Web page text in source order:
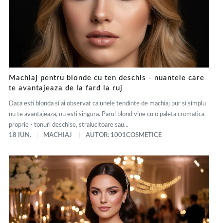
Machiaj pentru blonde cu ten deschis - nuantele care
te avantajeaza de la fard la ruj
Daca esti blonda si ai observat ca unele tendinte de machiaj pur si simplu
nu te avantajeaza, nu esti singura. Parul blond vine cu o paleta cromatica
proprie - tonuri deschise, stralucitoare sau...
18 IUN.
MACHIAJ AUTOR: 1001COSMETICE